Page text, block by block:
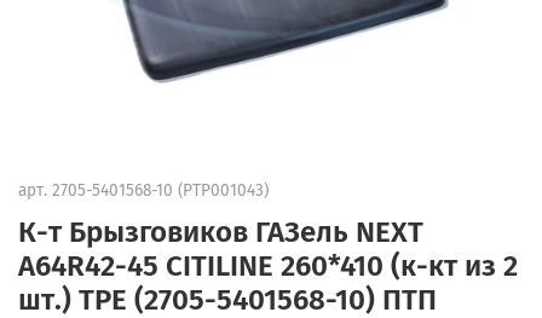
арт. 2705-5401568-10 (PTP001043)
К-т Брызговиков ГАЗель NEXT
А64R42-45 CITILINE 260*410 (к-кт из 2
шт.) TPE (2705-5401568-10) ПТП